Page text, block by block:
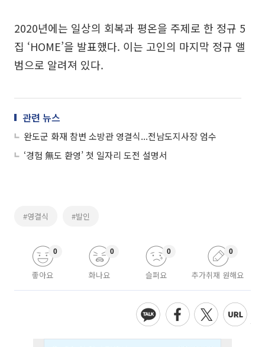
2020년에는 일상의 회복과 평온을 주제로 한 정규 5
집 ‘HOME’을 발표했다. 이는 고인의 마지막 정규 앨
범으로 알려져 있다.
관련 뉴스
완도군 화재 참변 소방관 영결식...전남도지사장 엄수
‘경험 無도 환영’ 첫 일자리 도전 설명서
#영결식 #발인
좋아요
0
화나요
0
슬퍼요
0
추가취재 원해요
0